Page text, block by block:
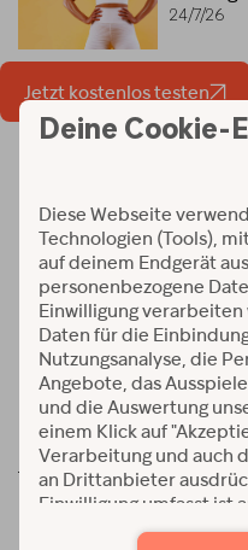
24/7/26
Jetzt kostenlos testen
© 2026 Alle